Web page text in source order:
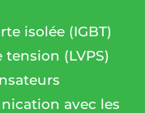
isolée (IGBT)
(LVPS)
avec les